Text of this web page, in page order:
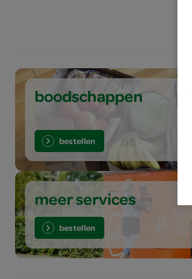
boodschappen
bestellen
meer services
bestellen